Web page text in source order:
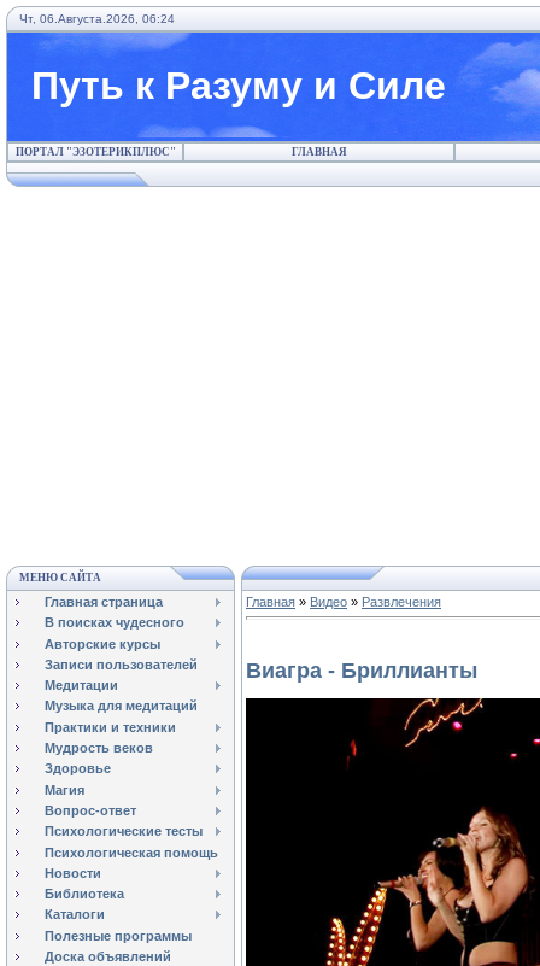
Чт, 06.Августа.2026, 06:24
Путь к Разуму и Силе
ПОРТАЛ "ЭЗОТЕРИКПЛЮС" ГЛАВНАЯ
МЕНЮ САЙТА
Главная страница
В поисках чудесного
Авторские курсы
Записи пользователей
Медитации
Музыка для медитаций
Практики и техники
Мудрость веков
Здоровье
Магия
Вопрос-ответ
Психологические тесты
Психологическая помощь
Новости
Библиотека
Каталоги
Полезные программы
Доска объявлений
Главная » Видео » Развлечения
Виагра - Бриллианты